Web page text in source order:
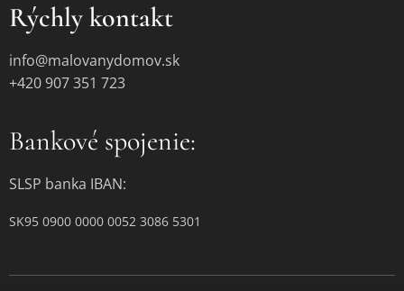
Rýchly kontakt
info@malovanydomov.sk
+420 907 351 723
Bankové spojenie:
SLSP banka IBAN:
SK95 0900 0000 0052 3086 5301